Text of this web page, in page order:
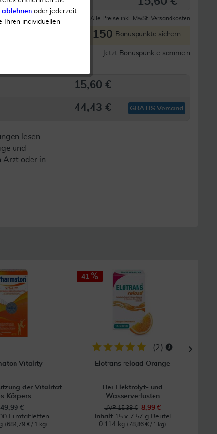
Derzeit nicht lieferbar Alle Preise inkl. MwSt. Versandkosten
150 Bonuspunkte sichern
Jetzt Bonuspunkte sammeln
15,60 €
44,43 € GRATIS Versand
lesen
und
Arzt oder in
Vitality
der Vitalität
Körpers
49,99 €
Filmtabletten
(684,79 € / 1 kg)
41
(2 )
Elotrans reload Orange
Bei Elektrolyt- und
Wasserverlusten
UVP 15,38 €
8,99 €
Inhalt 15 x 7.57 g Beutel
0.114 kg (78,86 € / 1 kg)
ablehnen oder jederzeit
Ihren individuellen